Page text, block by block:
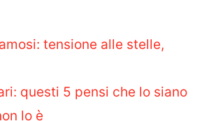
tensione alle stelle,
questi 5 pensi che lo siano
lo è